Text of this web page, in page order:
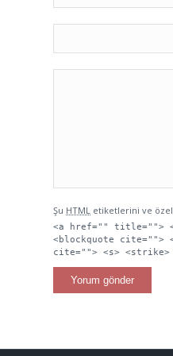
Şu HTML etiketlerini ve
<a href="" title="">
<blockquote cite="">
cite=""> <s> <strike>